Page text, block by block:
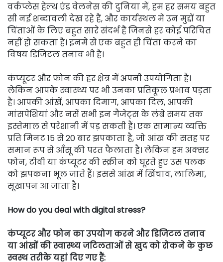
वर्कप्लेस हेल्थ एंड वेलनेस की दुनिया में, हम हर समय बहुत
सी नई शब्दावली देख रहे हैं, और कार्यस्थल में उन मुद्दों या
चिंताओं के लिए बहुत सारे संदर्भ हैं जिनसे हर कोई परिचित
नहीं हो सकता है। इनमे से एक बहुत ही चिंता करने का
विषय डिजिटल तनाव भी है।
कंप्यूटर और फोन की हर क्षेत्र में अपनी उपयोगिता हैं।
लेकिन आपके स्वास्थ्य पर भी उनका प्रतिकूल प्रभाव पड़ता
है। आपकी आंखें, आपका दिमाग, आपका दिल, आपकी
मांसपेशियां और नसें सभी इन गैजेट्स के लंबे समय तक
इस्तेमाल से परेशानी में पड़ सकती हैं। एक सामान्य व्यक्ति
प्रति मिनट 15 से 20 बार झपकाता है, जो आंख की सतह पर
समान रूप से आँसू की परत फैलाता है। लेकिन हम अक्सर
फोन, टीवी या कंप्यूटर की स्क्रीन को घूरते हुए उस पलक
को झपकना भूल जाते हैं। इससे आंख में खिंचाव, लालिमा,
सूखापन आ जाता है।
How do you deal with digital stress?
कंप्यूटर और फोन का उपयोग करने और डिजिटल तनाव
या आंखों की स्वास्थ्य जटिलताओं से खुद को रोकने के कुछ
स्वस्थ तरीके यहां दिए गए हैं: